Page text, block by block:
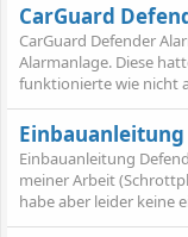
CarGuard
CarGuard Defender
Alarmanlage. Diese
funktionierte wie nicht
Einbauanleitung
meiner Arbeit
habe aber leider keine